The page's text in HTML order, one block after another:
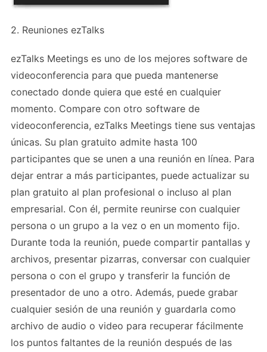
2. Reuniones ezTalks
ezTalks Meetings es uno de los mejores software de
videoconferencia para que pueda mantenerse
conectado donde quiera que esté en cualquier
momento. Compare con otro software de
videoconferencia, ezTalks Meetings tiene sus ventajas
únicas. Su plan gratuito admite hasta 100
participantes que se unen a una reunión en línea. Para
dejar entrar a más participantes, puede actualizar su
plan gratuito al plan profesional o incluso al plan
empresarial. Con él, permite reunirse con cualquier
persona o un grupo a la vez o en un momento fijo.
Durante toda la reunión, puede compartir pantallas y
archivos, presentar pizarras, conversar con cualquier
persona o con el grupo y transferir la función de
presentador de uno a otro. Además, puede grabar
cualquier sesión de una reunión y guardarla como
archivo de audio o video para recuperar fácilmente
los puntos faltantes de la reunión después de las